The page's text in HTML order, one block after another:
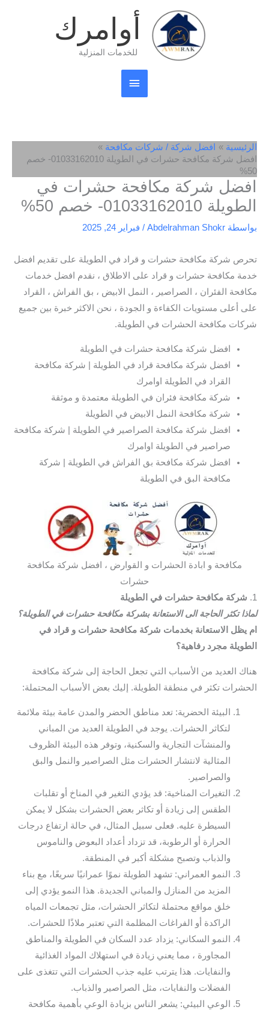
أوامرك
للخدمات المنزلية
القائمة
الرئيسية
الرئيسية
افضل شركة / شركات مكافحة
افضل شركة مكافحة حشرات في الطويلة 01033162010- خصم
50%
افضل شركة مكافحة حشرات في
الطويلة 01033162010- خصم 50%
بواسطة Abdelrahman Shokr
/ فبراير 24, 2025
تحرص شركة مكافحة حشرات و قراد في الطويلة على تقديم افضل
خدمة مكافحة حشرات و قراد على الاطلاق ، نقدم افضل خدمات
مكافحة الفئران ، الصراصير ، النمل الابيض ، بق الفراش ، القراد
على أعلى مستويات الكفاءة و الجودة ، نحن الاكثر خبرة بين جميع
شركات مكافحة الحشرات في الطويلة.
افضل شركة مكافحة حشرات في الطويلة
افضل شركة مكافحة قراد في الطويلة | شركة مكافحة
القراد في الطويلة اوامرك
شركة مكافحة فئران في الطويلة معتمدة و موثقة
شركة مكافحة النمل الابيض في الطويلة
افضل شركة مكافحة الصراصير في الطويلة | شركة مكافحة
صراصير في الطويلة اوامرك
افضل شركة مكافحة بق الفراش في الطويلة | شركة
مكافحة البق في الطويلة
مكافحة و ابادة الحشرات و القوارض ، افضل شركة مكافحة
حشرات
1.
شركة مكافحة حشرات في الطويلة
لماذا تكثر الحاجة الى الاستعانة بشركة مكافحة حشرات في الطويلة؟
ام يظل الاستعانة بخدمات شركة مكافحة حشرات و قراد في
الطويلة مجرد رفاهية؟
هناك العديد من الأسباب التي تجعل الحاجة إلى شركة مكافحة
الحشرات تكثر في منطقة الطويلة. إليك بعض الأسباب المحتملة:
البيئة الحضرية: تعد مناطق الحضر والمدن عامة بيئة ملائمة
لتكاثر الحشرات. يوجد في الطويلة العديد من المباني
والمنشآت التجارية والسكنية، وتوفر هذه البيئة الظروف
المثالية لانتشار الحشرات مثل الصراصير والنمل والبق
والصراصير.
التغيرات المناخية: قد يؤدي التغير في المناخ أو تقلبات
الطقس إلى زيادة أو تكاثر بعض الحشرات بشكل لا يمكن
السيطرة عليه. فعلى سبيل المثال، في حالة ارتفاع درجات
الحرارة أو الرطوبة، قد تزداد أعداد البعوض والناموس
والذباب وتصبح مشكلة أكبر في المنطقة.
النمو العمراني: تشهد الطويلة نموًا عمرانيًا سريعًا، مع بناء
المزيد من المنازل والمباني الجديدة. هذا النمو يؤدي إلى
خلق مواقع محتملة لتكاثر الحشرات، مثل تجمعات المياه
الراكدة أو الفراغات المظلمة التي تعتبر ملاذًا للحشرات.
النمو السكاني: يزداد عدد السكان في الطويلة والمناطق
المجاورة ، مما يعني زيادة في استهلاك المواد الغذائية
والنفايات. هذا يترتب عليه جذب الحشرات التي تتغذى على
الفضلات والنفايات، مثل الصراصير والذباب.
الوعي البيئي: يشعر الناس بزيادة الوعي بأهمية مكافحة